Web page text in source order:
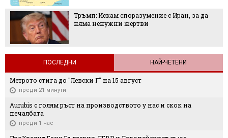
Тръмп: Искам споразумение с Иран, за да
няма ненужни жертви
ПОСЛЕДНИ НАЙ-ЧЕТЕНИ
Метрото стига до "Левски Г" на 15 август
преди 21 минути
Aurubis с голям ръст на производството у нас и скок на
печалбата
преди 1 час